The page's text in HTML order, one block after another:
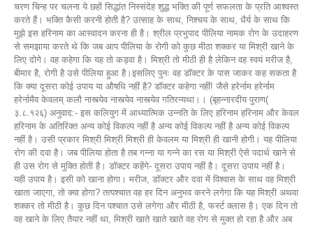
चरण चिन्ह पर चलना ये छहों सिद्धांत निस्संदेह शुद्ध भक्ति की पूर्ण सफलता के प्रति आश्वस्त
करते हैं। भक्ति कैसी करनी होती है? उत्साह के साथ, निश्चय के साथ, धैर्य के साथ कि
मुझे इस हरिनाम का आस्वादन करना ही है। श्रील प्रभुपाद पीलिया नामक रोग के उदाहरण
से समझाया करते थे कि जब आप पीलिया के रोगी को कुछ मीठा शक्कर या मिश्री खाने के
लिए दोगे। वह कहेगा कि यह तो कड़वा है। मिश्री तो मीठी ही है लेकिन वह स्वयं मरीज है,
बीमार है, रोगी है उसे पीलिया हुआ है।इसलिए पुनः वह डॉक्टर के पास जाकर कह सकता है
कि क्या दूसरा कोई उपाय या औषधि नहीं है? डॉक्टर कहेगा नहीं! जैसे हरेर्नाम हरेर्नाम
हरेर्नामैव केवलम् कलौ नास्त्येव नास्त्येव नास्त्येव गतिरन्यथा।। (बृहन्नारदीय पुराण(
३.८.१२६) अनुवाद:- इस कलियुग में आध्यात्मिक उन्नति के लिए हरिनाम हरिनाम और केवल
हरिनाम के अतिरिक्त अन्य कोई विकल्प नहीं है अन्य कोई विकल्प नहीं है अन्य कोई विकल्प
नहीं है। उसी प्रकार मिश्री मिश्री मिश्री ही केवलम या मिश्री ही खानी होगी। यह पीलिया
रोग की दवा है। जब पीलिया होता है तब गन्ना या गन्ने का रस या मिश्री ऐसे पदार्थ खाने से
ही उस रोग से मुक्ति होती है। डॉक्टर कहेंगे- दूसरा उपाय नहीं है। दूसरा उपाय नहीं है।
यही उपाय है। इसी को खाना होगा। मरीज, डॉक्टर और दवा में विश्वास के साथ वह मिश्री
खाता जाएगा, तो क्या होगा? तत्पश्चात वह हर दिन अनुभव करने लगेगा कि यह मिश्री अथवा
शक्कर तो मीठी है। कुछ दिन पश्चात उसे लगेगा और मीठी है, फर्स्ट क्लास है। एक दिन तो
वह खाने के लिए तैयार नहीं था, मिश्री खाते खाते खाते वह रोग से मुक्त हो रहा है और अब